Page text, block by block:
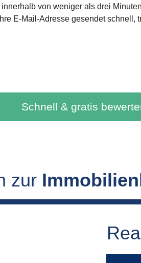
von weniger als drei
E-Mail-Adresse gesendet schnell,
Schnell & gratis
zur